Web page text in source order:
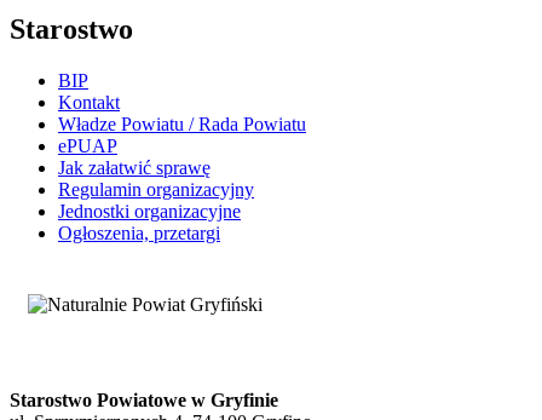
Starostwo
BIP
Kontakt
Władze Powiatu / Rada Powiatu
ePUAP
Jak załatwić sprawę
Regulamin organizacyjny
Jednostki organizacyjne
Ogłoszenia, przetargi
Starostwo Powiatowe w Gryfinie